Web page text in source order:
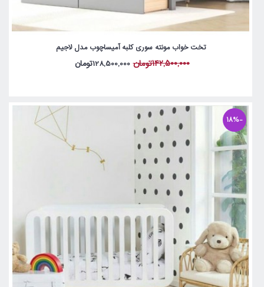
تخت خواب مونته سوری کلبه آمیساچوب مدل لاجیم
142,500,000تومان 128,500,000تومان
-18%